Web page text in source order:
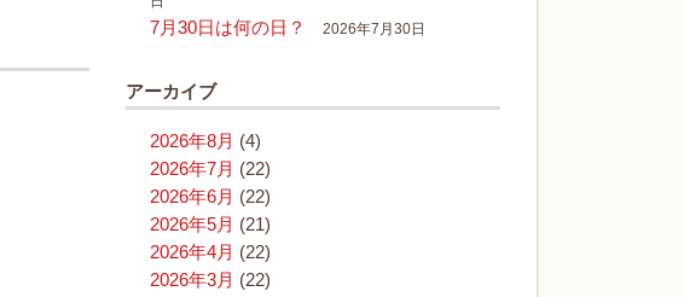
7月30日は何の日？ 2026年7月30日
アーカイブ
2026年8月 (4)
2026年7月 (22)
2026年6月 (22)
2026年5月 (21)
2026年4月 (22)
2026年3月 (22)